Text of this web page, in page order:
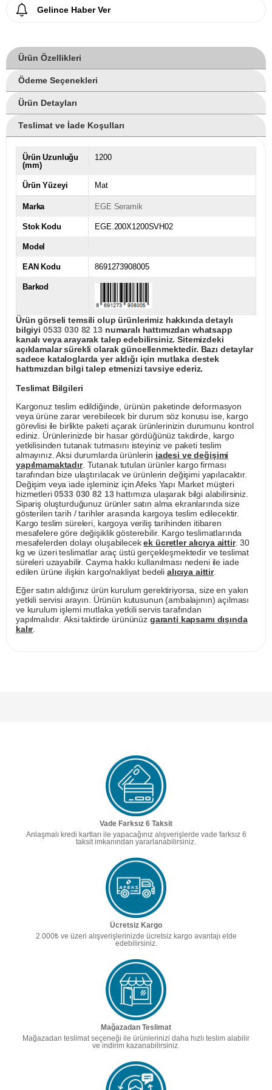
Gelince Haber Ver
Ürün Özellikleri
Ödeme Seçenekleri
Ürün Detayları
Teslimat ve İade Koşulları
Ürün Uzunluğu
(mm)
1200
Ürün Yüzeyi Mat
Marka EGE Seramik
Stok Kodu EGE.200X1200SVH02
Model
EAN Kodu 8691273908005
Barkod
Ürün görseli temsili olup ürünlerimiz hakkında detaylı
bilgiyi 0533 030 82 13numaralı hattımızdan whatsapp
kanalı veya arayarak talep edebilirsiniz. Sitemizdeki
açıklamalar sürekli olarak güncellenmektedir. Bazı detaylar
sadece kataloglarda yer aldığı için mutlaka destek
hattımızdan bilgi talep etmenizi tavsiye ederiz.
Teslimat Bilgileri
Kargonuz teslim edildiğinde, ürünün paketinde deformasyon
veya ürüne zarar verebilecek bir durum söz konusu ise, kargo
görevlisi ile birlikte paketi açarak ürünlerinizin durumunu kontrol
ediniz. Ürünlerinizde bir hasar gördüğünüz takdirde, kargo
yetkilisinden tutanak tutmasını isteyiniz ve paketi teslim
almayınız. Aksi durumlarda ürünlerin iadesi ve değişimi
yapılmamaktadır. Tutanak tutulan ürünler kargo firması
tarafından bize ulaştırılacak ve ürünlerin değişimi yapılacaktır.
Değişim veya iade işleminiz için Afeks Yapı Market müşteri
hizmetleri0533 030 82 13hattımıza ulaşarak bilgi alabilirsiniz.
Sipariş oluşturduğunuz ürünler satın alma ekranlarında size
gösterilen tarih / tarihler arasında kargoya teslim edilecektir.
Kargo teslim süreleri, kargoya veriliş tarihinden itibaren
mesafelere göre değişiklik gösterebilir. Kargo teslimatlarında
mesafelerden dolayı oluşabilecekek ücretler alıcıya aittir. 30
kg ve üzeri teslimatlar araç üstü gerçekleşmektedir ve teslimat
süreleri uzayabilir. Cayma hakkı kullanılması nedeni ile iade
edilen ürüne ilişkin kargo/nakliyat bedeli alıcıya aittir.
Eğer satın aldığınız ürün kurulum gerektiriyorsa, size en yakın
yetkili servisi arayın. Ürünün kutusunun (ambalajının) açılması
ve kurulum işlemi mutlaka yetkili servis tarafından
yapılmalıdır. Aksi taktirde ürününüz garanti kapsamı dışında
kalır.
Vade Farksız 6 Taksit
Anlaşmalı kredi kartları ile yapacağınız alışverişlerde vade farksız 6
taksit imkanından yararlanabilirsiniz.
Ücretsiz Kargo
2.000₺ ve üzeri alışverişlerinizde ücretsiz kargo avantajı elde
edebilirsiniz.
Mağazadan Teslimat
Mağazadan teslimat seçeneği ile ürünlerinizi daha hızlı teslim alabilir
ve indirim kazanabilirsiniz.